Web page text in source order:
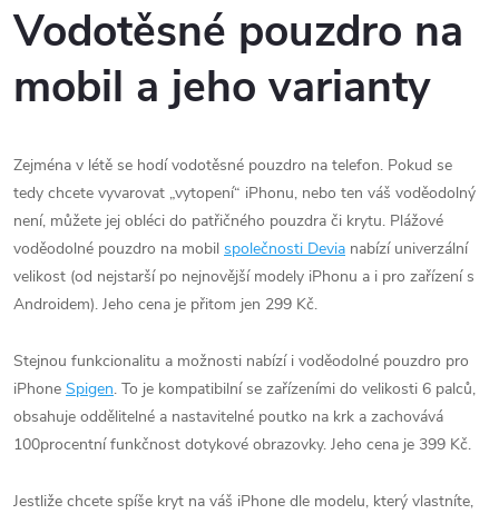
Vodotěsné pouzdro na
mobil a jeho varianty
Zejména v létě se hodí vodotěsné pouzdro na telefon. Pokud se
tedy chcete vyvarovat „vytopení“ iPhonu, nebo ten váš voděodolný
není, můžete jej obléci do patřičného pouzdra či krytu. Plážové
voděodolné pouzdro na mobil společnosti Devia nabízí univerzální
velikost (od nejstarší po nejnovější modely iPhonu a i pro zařízení s
Androidem). Jeho cena je přitom jen 299 Kč.
Stejnou funkcionalitu a možnosti nabízí i voděodolné pouzdro pro
iPhone Spigen. To je kompatibilní se zařízeními do velikosti 6 palců,
obsahuje oddělitelné a nastavitelné poutko na krk a zachovává
100procentní funkčnost dotykové obrazovky. Jeho cena je 399 Kč.
Jestliže chcete spíše kryt na váš iPhone dle modelu, který vlastníte,